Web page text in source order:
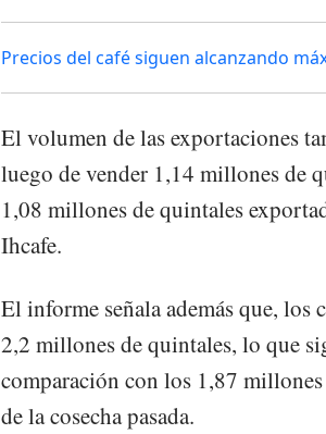
Precios del café siguen alcanzando
El volumen de las exportaciones
luego de vender 1,14 millones de
1,08 millones de quintales
Ihcafe.
El informe señala además que, los
2,2 millones de quintales, lo que
comparación con los 1,87
de la cosecha pasada.